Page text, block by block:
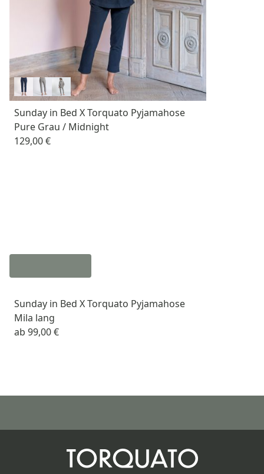
Sunday in Bed X Torquato Pyjamahose
Pure Grau / Midnight
129,00 €
Sunday in Bed X Torquato Pyjamahose
Mila lang
ab 99,00 €